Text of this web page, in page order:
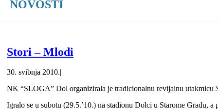
NOVOSTI
Stori – Mlodi
30. svibnja 2010.|
NK “SLOGA” Dol organizirala je tradicionalnu revijalnu utakmicu
Igralo se u subotu (29.5.’10.) na stadionu Dolci u Starome Gradu,